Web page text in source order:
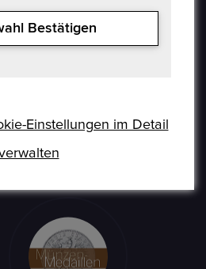
DM-Währung in Euro
Bestätigen
Einstellungen im Detail